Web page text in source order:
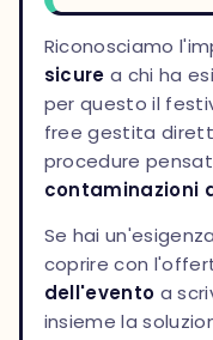
Riconosciamo
sicure a chi ha
per questo il
free gestita
procedure
contaminazioni
Se hai
coprire con
dell'evento a
insieme la